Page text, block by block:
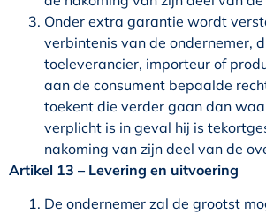
Onder extra garantie wordt
verbintenis van de ondernemer,
toeleverancier, importeur of
aan de consument bepaalde
toekent die verder gaan dan
verplicht is in geval hij is
nakoming van zijn deel van de
Artikel 13 – Levering en uitvoering
De ondernemer zal de grootst